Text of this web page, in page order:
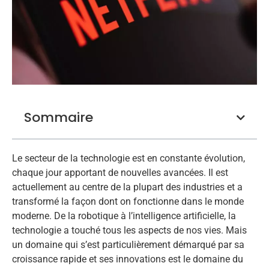
Sommaire
Le secteur de la technologie est en constante évolution,
chaque jour apportant de nouvelles avancées. Il est
actuellement au centre de la plupart des industries et a
transformé la façon dont on fonctionne dans le monde
moderne. De la robotique à l’intelligence artificielle, la
technologie a touché tous les aspects de nos vies. Mais
un domaine qui s’est particulièrement démarqué par sa
croissance rapide et ses innovations est le domaine du